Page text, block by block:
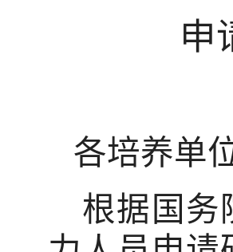
申
各培养单
根据国务